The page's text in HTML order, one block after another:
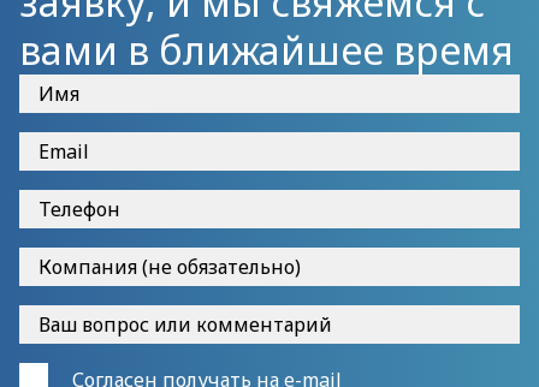
вами в ближайшее время
Согласен получать на e-mail